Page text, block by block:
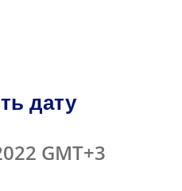
дату
GMT+3